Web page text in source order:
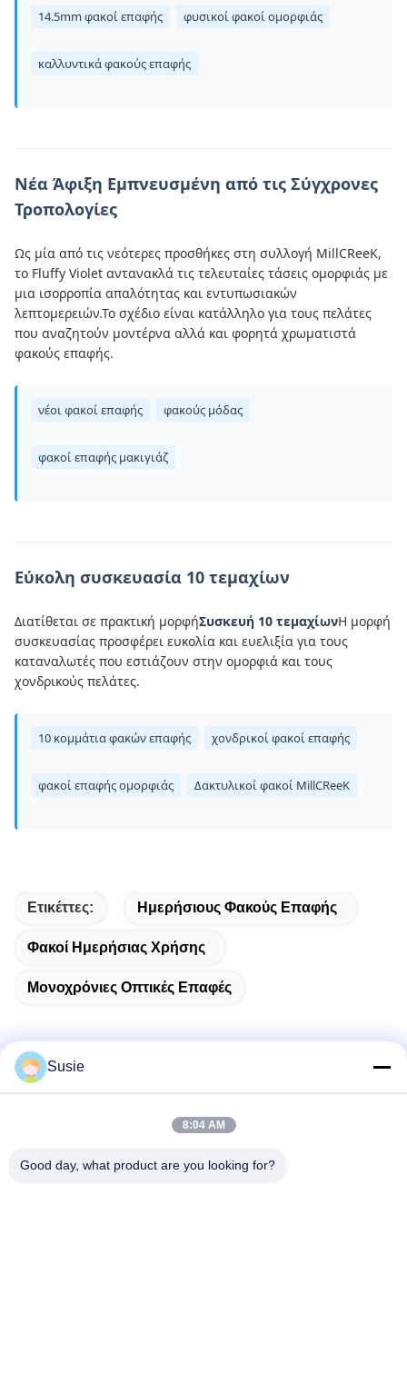
14.5mm φακοί επαφής φυσικοί φακοί ομορφιάς
καλλυντικά φακούς επαφής
Νέα Άφιξη Εμπνευσμένη από τις Σύγχρονες
Τροπολογίες
Ως μία από τις νεότερες προσθήκες στη συλλογή MillCReeK,
το Fluffy Violet αντανακλά τις τελευταίες τάσεις ομορφιάς με
μια ισορροπία απαλότητας και εντυπωσιακών
λεπτομερειών.Το σχέδιο είναι κατάλληλο για τους πελάτες
που αναζητούν μοντέρνα αλλά και φορητά χρωματιστά
φακούς επαφής.
νέοι φακοί επαφής φακούς μόδας
φακοί επαφής μακιγιάζ
Εύκολη συσκευασία 10 τεμαχίων
Διατίθεται σε πρακτική μορφήΣυσκευή 10 τεμαχίωνΗ μορφή
συσκευασίας προσφέρει ευκολία και ευελιξία για τους
καταναλωτές που εστιάζουν στην ομορφιά και τους
χονδρικούς πελάτες.
10 κομμάτια φακών επαφής χονδρικοί φακοί επαφής
φακοί επαφής ομορφιάς Δακτυλικοί φακοί MillCReeK
Ετικέττες: Ημερήσιους Φακούς Επαφής
Φακοί Ημερήσιας Χρήσης
Μονοχρόνιες Οπτικές Επαφές
Δωμάτιο 1101, κτίριο 5, Gaosheng Times Square, αριθ. 789
Susie
8:04 AM
Good day, what product are you looking for?